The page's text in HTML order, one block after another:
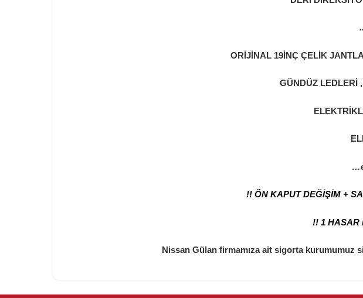
ORİJİNAL 19İNÇ ÇELİK
GÜNDÜZ LEDLERİ
!! ÖN KAPUT DEĞİŞİM +
!! 1 HASAR
Nissan Gülan firmamıza ait sigorta kurumumuz